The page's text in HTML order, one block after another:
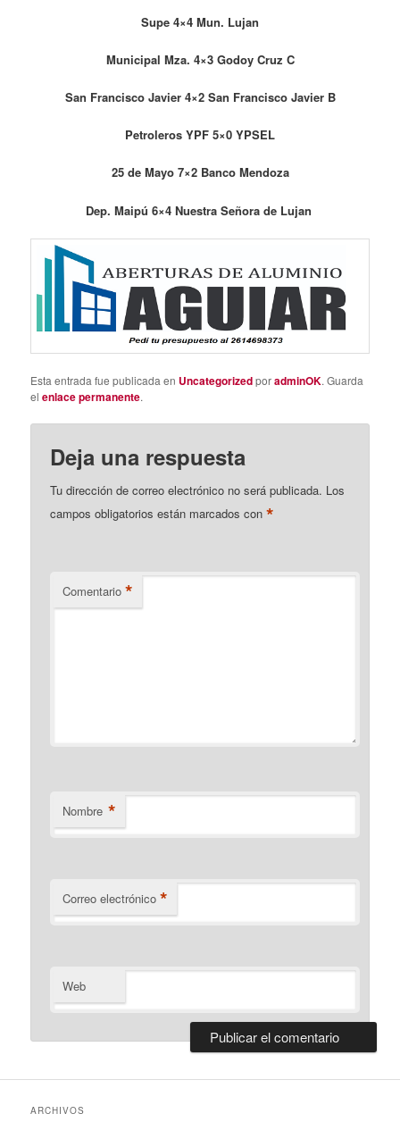
Supe 4×4 Mun. Lujan
Municipal Mza. 4×3 Godoy Cruz C
San Francisco Javier 4×2 San Francisco Javier B
Petroleros YPF 5×0 YPSEL
25 de Mayo 7×2 Banco Mendoza
Dep. Maipú 6×4 Nuestra Señora de Lujan
Esta entrada fue publicada en UncategorizedporadminOK. Guarda
elenlace permanente.
Deja una respuesta
Tu dirección de correo electrónico no será publicada. Los
campos obligatorios están marcados con*
Comentario *
Nombre *
Correo electrónico *
Web
ARCHIVOS